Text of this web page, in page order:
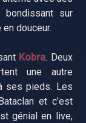
bondissant sur
douceur.
Kobra. Deux
une autre
ses pieds. Les
et c’est
génial en live,